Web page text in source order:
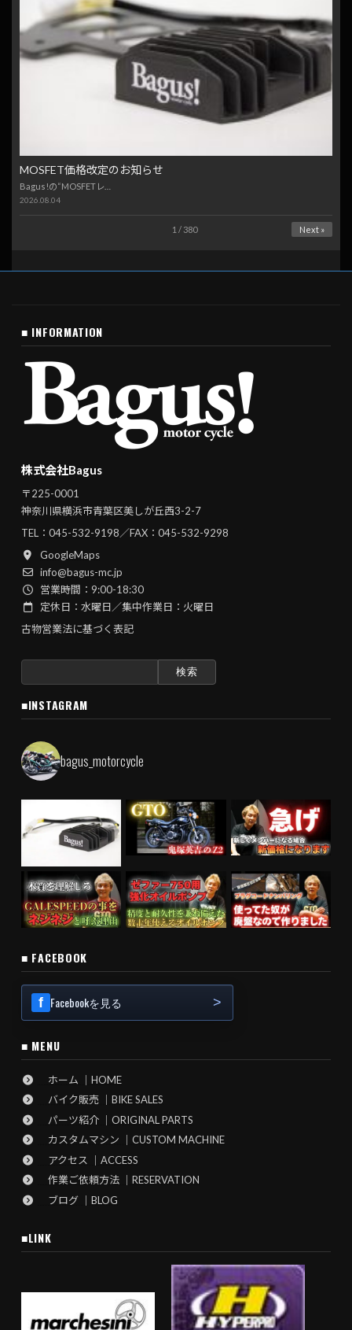
MOSFET価格改定のお知らせ
Bagus!の“MOSFETレ…
2026.08.04
1 / 380 Next »
■ INFORMATION
株式会社Bagus
〒225-0001
神奈川県横浜市青葉区美しが丘西3-2-7
TEL： 045-532-9198／FAX：045-532-9298
GoogleMaps
info@bagus-mc.jp
営業時間：9:00-18:30
定休日：水曜日／集中作業日：火曜日
古物営業法に基づく表記
■INSTAGRAM
bagus_motorcycle
■ FACEBOOK
Facebookを見る
■ MENU
ホーム ｜HOME
バイク販売 ｜BIKE SALES
パーツ紹介 ｜ORIGINAL PARTS
カスタムマシン ｜CUSTOM MACHINE
アクセス ｜ACCESS
作業ご依頼方法 ｜RESERVATION
ブログ ｜BLOG
■LINK